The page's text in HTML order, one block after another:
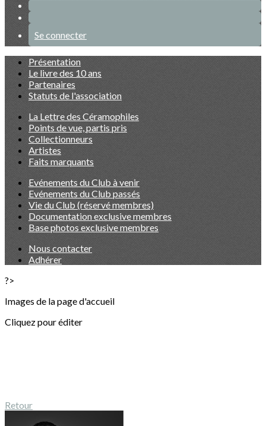
Se connecter
Présentation
Le livre des 10 ans
Partenaires
Statuts de l'association
La Lettre des Céramophiles
Points de vue, partis pris
Collectionneurs
Artistes
Faits marquants
Evénements du Club à venir
Evénements du Club passés
Vie du Club (réservé membres)
Documentation exclusive membres
Base photos exclusive membres
Nous contacter
Adhérer
?>
Images de la page d'accueil
Cliquez pour éditer
Retour